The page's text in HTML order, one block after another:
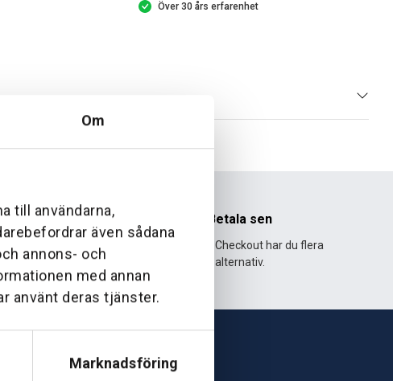
Om
till användarna,
även sådana
annons- och
med annan
använt deras tjänster.
Marknadsföring
Över 30 års erfarenhet
1995 och har
tillväxt.
Betala sen
Med Klarna Checkout har du flera
alternativ.
Skövde